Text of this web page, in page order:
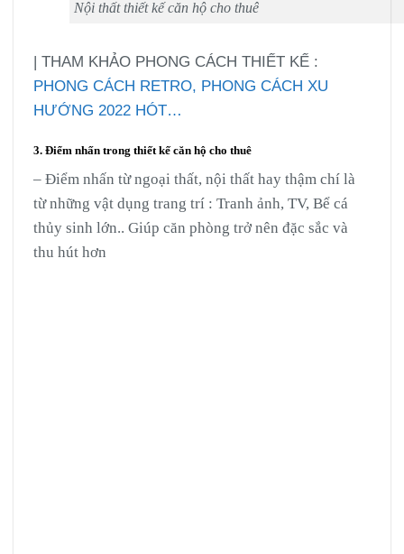
Nội thất thiết kế căn hộ cho thuê
| THAM KHẢO PHONG CÁCH THIẾT KẾ :
PHONG CÁCH RETRO, PHONG CÁCH XU
HƯỚNG 2022 HÓT…
3. Điểm nhấn trong thiết kế căn hộ cho thuê
– Điểm nhấn từ ngoại thất, nội thất hay thậm chí là
từ những vật dụng trang trí : Tranh ảnh, TV, Bể cá
thủy sinh lớn.. Giúp căn phòng trở nên đặc sắc và
thu hút hơn